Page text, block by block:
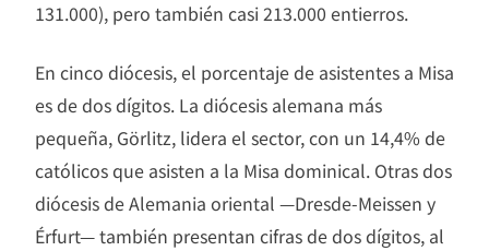
131.000), pero también casi 213.000 entierros.
En cinco diócesis, el porcentaje de asistentes a Misa
es de dos dígitos. La diócesis alemana más
pequeña, Görlitz, lidera el sector, con un 14,4% de
católicos que asisten a la Misa dominical. Otras dos
diócesis de Alemania oriental —Dresde-Meissen y
Érfurt— también presentan cifras de dos dígitos, al